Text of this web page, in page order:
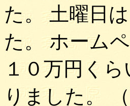
た。 土曜日
た。 ホーム
１０万円く
りました。